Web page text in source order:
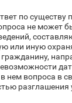
по существу
не может
или иную
гражданину,
нем вопроса в
разглашения